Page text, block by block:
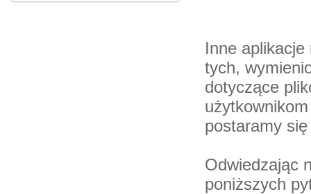
Inne
tych,
dotyczące
postaramy
Odwiedzając
poniższych